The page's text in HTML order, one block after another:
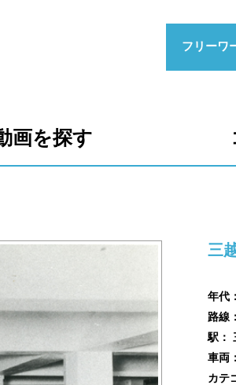
フリーワ
画を探す
三
年代
路線
駅：
車両
カテ